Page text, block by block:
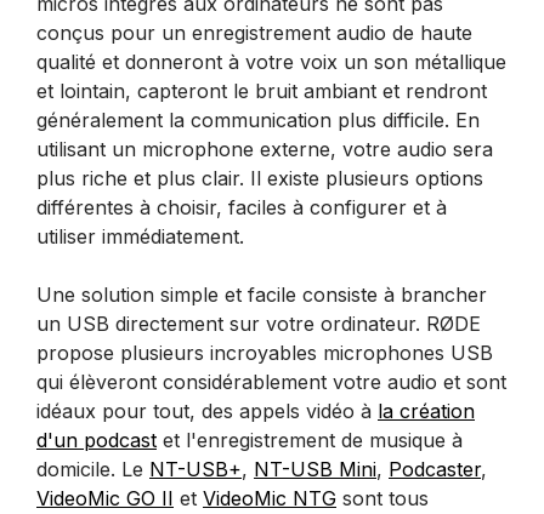
conçus pour un enregistrement audio de haute
qualité et donneront à votre voix un son métallique
et lointain, capteront le bruit ambiant et rendront
généralement la communication plus difficile. En
utilisant un microphone externe, votre audio sera
plus riche et plus clair. Il existe plusieurs options
différentes à choisir, faciles à configurer et à
utiliser immédiatement.
Une solution simple et facile consiste à brancher
un USB directement sur votre ordinateur. RØDE
propose plusieurs incroyables microphones USB
qui élèveront considérablement votre audio et sont
idéaux pour tout, des appels vidéo à la création
d'un podcast et l'enregistrement de musique à
domicile. Le NT-USB+, NT-USB Mini, Podcaster,
VideoMic GO II et VideoMic NTG sont tous